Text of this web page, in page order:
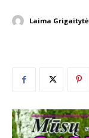
Laima Grigaitytė